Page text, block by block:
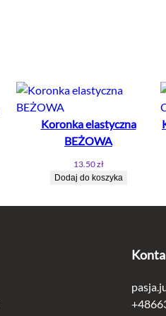
Koronka elastyczna
BEŻOWA
13.50zł
Dodaj do koszyka